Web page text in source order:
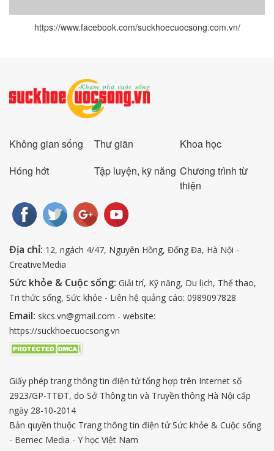
https://www.facebook.com/suckhoecuocsong.com.vn/
Không gian sống Thư giãn
Khoa học
Hóng hớt
Tập luyện, kỹ năng Chương trình từ
thiện
Địa chỉ: 12, ngách 4/47, Nguyên Hồng, Đống Đa, Hà Nội -
CreativeMedia
Sức khỏe & Cuộc sống: Giải trí, Kỹ năng, Du lịch, Thể thao,
Tri thức sống, Sức khỏe - Liên hệ quảng cáo: 0989097828
Email: skcs.vn@gmail.com - website:
https://suckhoecuocsong.vn
Giấy phép trang thông tin điện tử tổng hợp trên Internet số
2923/GP-TTĐT, do Sở Thông tin và Truyền thông Hà Nội cấp
ngày 28-10-2014
Bản quyền thuộc Trang thông tin điện tử Sức khỏe & Cuộc sống
- Bemec Media - Y học Việt Nam